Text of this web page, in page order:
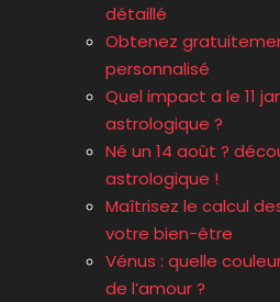
détaillé
Obtenez
personnalisé
Quel impact a le 11
astrologique ?
Né un 14 août ?
astrologique !
Maîtrisez le calcul
votre bien-être
Vénus : quelle
de l’amour ?